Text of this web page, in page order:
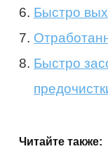
Быстро
Быстро
Читайте также: